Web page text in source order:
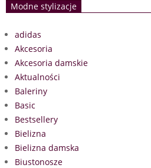
Modne stylizacje
adidas
Akcesoria
Akcesoria damskie
Aktualności
Baleriny
Basic
Bestsellery
Bielizna
Bielizna damska
Biustonosze